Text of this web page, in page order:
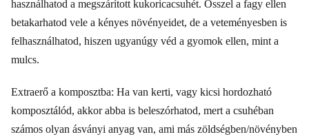
használhatod a megszárított kukoricacsuhét. Ősszel a fagy ellen
betakarhatod vele a kényes növényeidet, de a veteményesben is
felhasználhatod, hiszen ugyanúgy véd a gyomok ellen, mint a
mulcs.
Extraerő a komposztba: Ha van kerti, vagy kicsi hordozható
komposztálód, akkor abba is beleszórhatod, mert a csuhéban
számos olyan ásványi anyag van, ami más zöldségben/növényben